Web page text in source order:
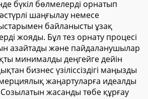
бүкіл бөлмелерді орнатып
шаңғылау немесе
байланысты ұзақ
жояды. Бұл тез орнату процесі
азайтады және пайдаланушылар
минималды деңгейге дейін
бизнес үзіліссіздігі маңызды
жаңартуларға идеалды
жасанды төбе құрғау